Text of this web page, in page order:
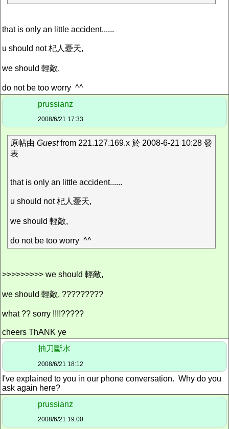
that is only an little accident......
u should not 杞人憂天,
we should 輕敵,
do not be too worry ^^
prussianz
2008/6/21 17:33
原帖由 Guestfrom 221.127.169.x 於 2008-6-21 10:28 發
表
that is only an little accident......
u should not 杞人憂天,
we should 輕敵,
do not be too worry ^^
>>>>>>>>> we should 輕敵,
we should 輕敵, ?????????
what ?? sorry !!!!?????
cheers ThANK ye
抽刀斷水
2008/6/21 18:12
I've explained to you in our phone conversation. Why do you
ask again here?
prussianz
2008/6/21 19:00